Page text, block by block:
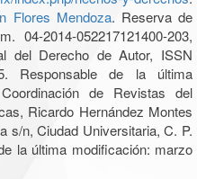
Flores Mendoza. Reserva de
04-2014-052217121400-203,
del Derecho de Autor, ISSN
Responsable de la última
de Revistas del
Ricardo Hernández Montes
s/n, Ciudad Universitaria, C. P.
la última modificación: marzo